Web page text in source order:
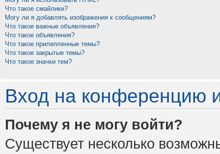
Что такое смайлики?
Могу ли я добавлять изображения к сообщениям?
Что такое важные объявления?
Что такое объявления?
Что такое прилепленные темы?
Что такое закрытые темы?
Что такое значки тем?
Вход на конференцию
Почему я не могу войти?
Существует несколько